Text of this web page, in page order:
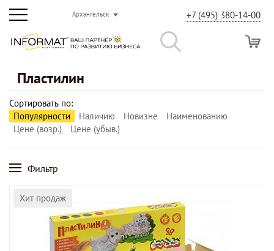
Архангельск +7 (495) 380-14-00
Пластилин
Сортировать по:
Популярности
Наличию Новизне
Наименованию
Цене (возр.)
Цене (убыв.)
Фильтр
Хит продаж